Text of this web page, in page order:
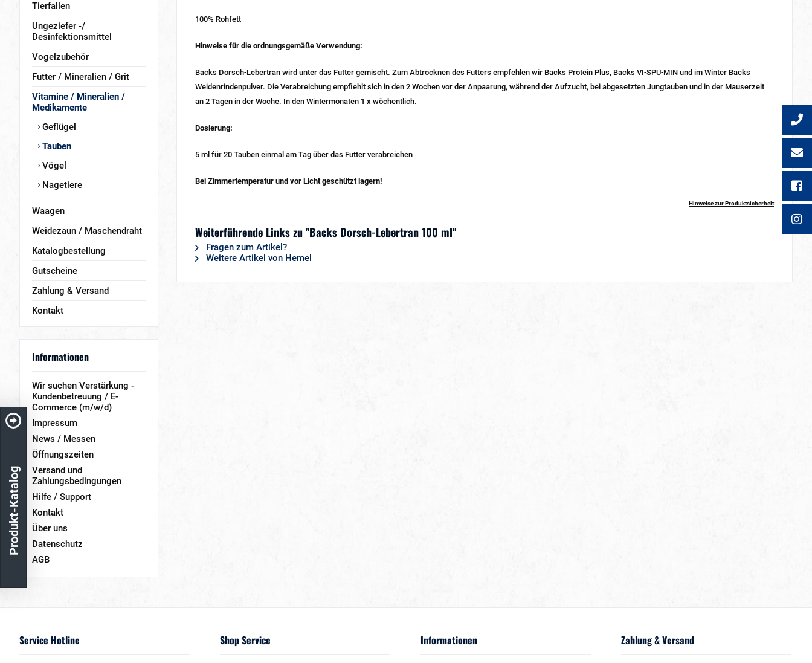
Tierfallen
Ungeziefer -/
Desinfektionsmittel
Vogelzubehör
Futter / Mineralien / Grit
Vitamine / Mineralien /
Medikamente
Geflügel
Tauben
Vögel
Nagetiere
Waagen
Weidezaun / Maschendraht
Katalogbestellung
Gutscheine
Zahlung & Versand
Kontakt
Informationen
Wir suchen Verstärkung -
Kundenbetreuung / E-
Commerce (m/w/d)
Impressum
News / Messen
Öffnungszeiten
Versand und
Zahlungsbedingungen
Hilfe / Support
Kontakt
Über uns
Datenschutz
AGB
100% Rohfett
Hinweise für die ordnungsgemäße Verwendung:
Backs Dorsch-Lebertran wird unter das Futter gemischt. Zum Abtrocknen des Futters empfehlen wir Backs Protein Plus, Backs VI-SPU-MIN und im Winter Backs
Weidenrindenpulver. Die Verabreichung empfiehlt sich in den 2 Wochen vor der Anpaarung, während der Aufzucht, bei abgesetzten Jungtauben und in der Mauserzeit
an 2 Tagen in der Woche. In den Wintermonaten 1 x wöchentlich.
Dosierung:
5 ml für 20 Tauben einmal am Tag über das Futter verabreichen
Bei Zimmertemperatur und vor Licht geschützt lagern!
Hinweise zur Produktsicherheit
Weiterführende Links zu "Backs Dorsch-Lebertran 100 ml"
Fragen zum Artikel?
Weitere Artikel von Hemel
Service Hotline Shop Service Informationen Zahlung & Versand
Produkt-Katalog